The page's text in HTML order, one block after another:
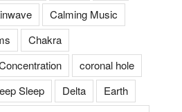
Calming Music
Chakra
coronal hole
Sleep Delta
Earth